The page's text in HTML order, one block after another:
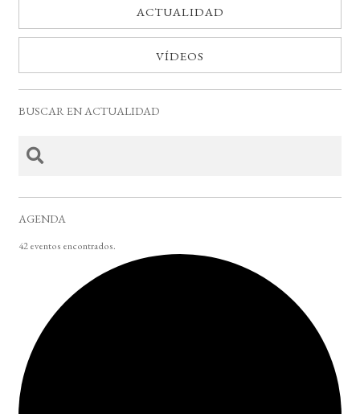
ACTUALIDAD
VÍDEOS
BUSCAR EN ACTUALIDAD
AGENDA
42 eventos encontrados.